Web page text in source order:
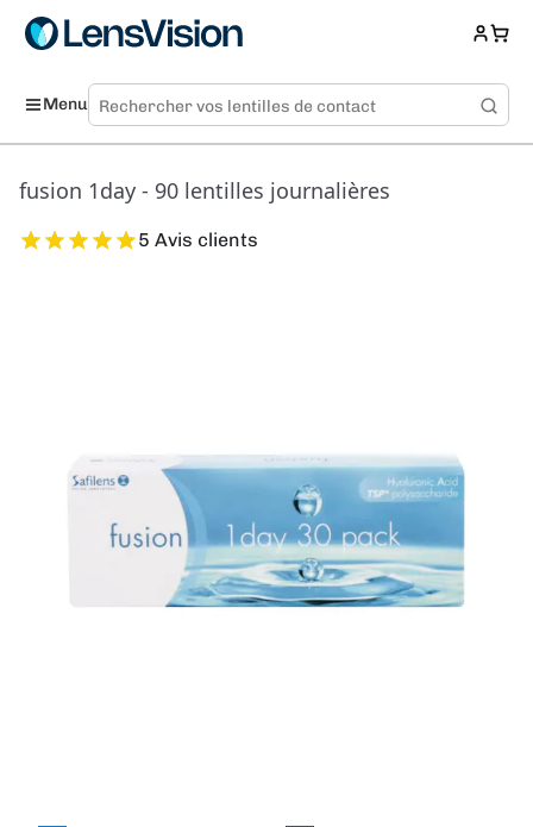
Menu
fusion 1day - 90 lentilles journalières
5 Avis clients